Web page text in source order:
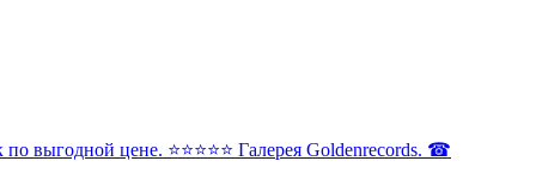
выгодной цене. ⭐️⭐️⭐️⭐️⭐️ Галерея Goldenrecords. ☎